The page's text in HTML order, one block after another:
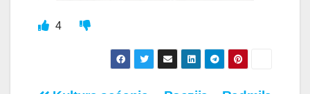
4